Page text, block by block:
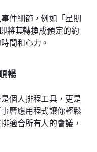
件細節，例如「星期
將其轉換成預定的約
間和心力。
暢
個人排程工具，更是
曆應用程式讓你輕鬆
適合所有人的會議，